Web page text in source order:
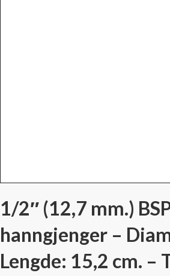
1/2″ (12,7 mm.)
hanngjenger –
Lengde: 15,2 cm. –